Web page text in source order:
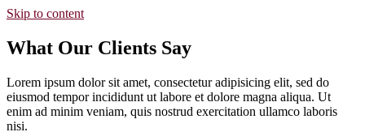
Skip to content
What Our Clients Say
Lorem ipsum dolor sit amet, consectetur adipisicing elit, sed do
eiusmod tempor incididunt ut labore et dolore magna aliqua. Ut
enim ad minim veniam, quis nostrud exercitation ullamco laboris
nisi.